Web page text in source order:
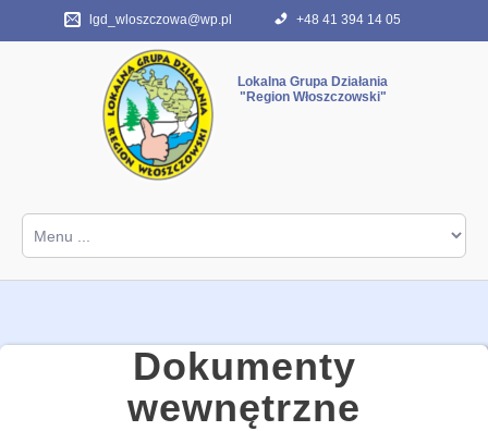
lgd_wloszczowa@wp.pl +48 41 394 14 05
"Region Włoszczowski"
Start
O nas
Archiwum PROW 2007-2013
Dokumenty
wewnętrzne